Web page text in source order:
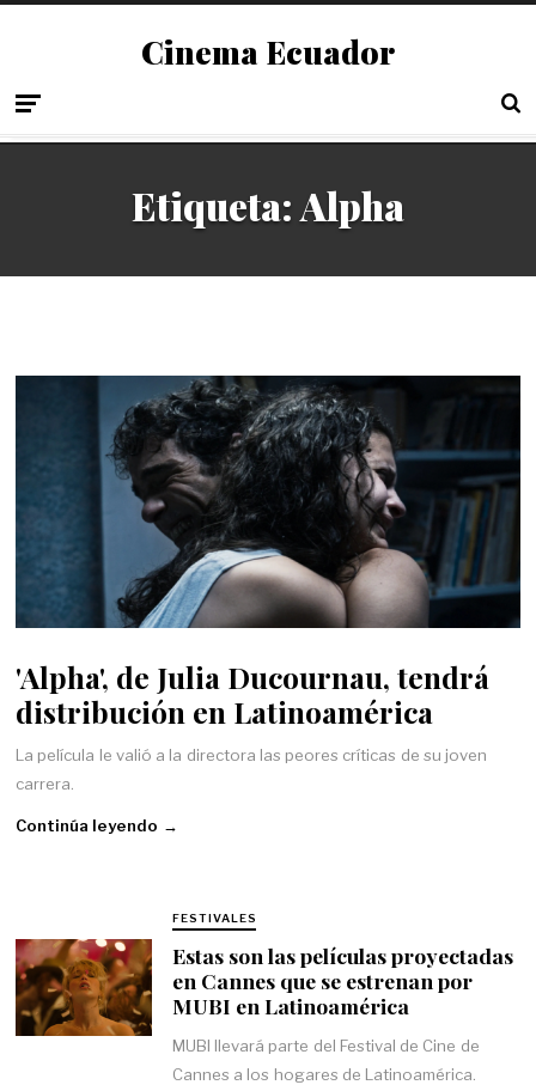
Cinema Ecuador
Etiqueta:Alpha
'Alpha', de Julia Ducournau, tendrá
distribución en Latinoamérica
La película le valió a la directora las peores críticas de su joven
carrera.
Continúa leyendo →
FESTIVALES
Estas son las películas proyectadas
en Cannes que se estrenan por
MUBI en Latinoamérica
MUBI llevará parte del Festival de Cine de
Cannes a los hogares de Latinoamérica.